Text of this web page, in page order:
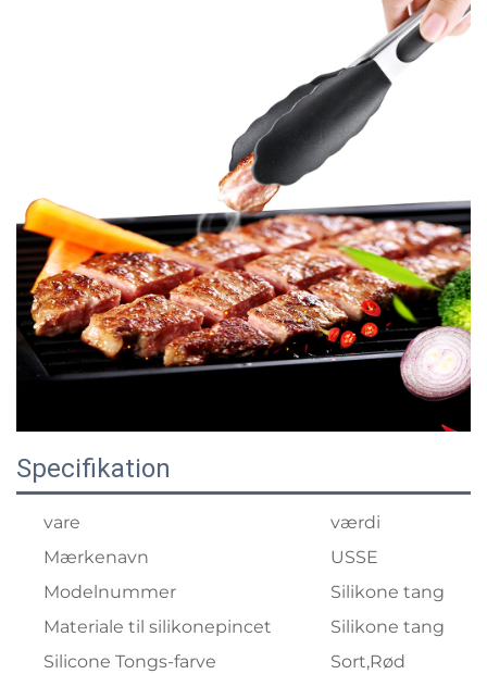
Specifikation
vare
værdi
Mærkenavn
USSE
Modelnummer
Silikone tang
Materiale til silikonepincet
Silikone tang
Silicone Tongs-farve
Sort,Rød